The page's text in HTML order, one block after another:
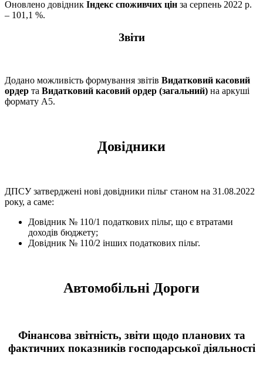
Оновлено довідник Індекс споживчих цін за серпень 2022 р.
– 101,1 %.
Звіти
Додано можливість формування звітів Видатковий касовий
ордер та Видатковий касовий ордер (загальний) на аркуші
формату А5.
Довідники
ДПСУ затверджені нові довідники пільг станом на 31.08.2022
року, а саме:
Довідник № 110/1 податкових пільг, що є втратами
доходів бюджету;
Довідник № 110/2 інших податкових пільг.
Автомобільні Дороги
Фінансова звітність, звіти щодо планових та
фактичних показників господарської діяльності